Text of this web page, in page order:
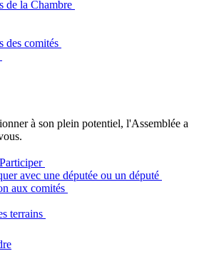
de la Chambre
des comités
à son plein potentiel, l'Assemblée a
avec une députée ou un député
aux comités
terrains